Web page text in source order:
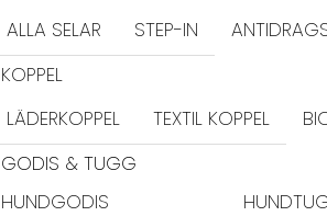
ALLA SELAR
STEP-IN
KOPPEL
LÄDERKOPPEL
TEXTIL KOPPEL
GODIS & TUGG
HUNDGODIS